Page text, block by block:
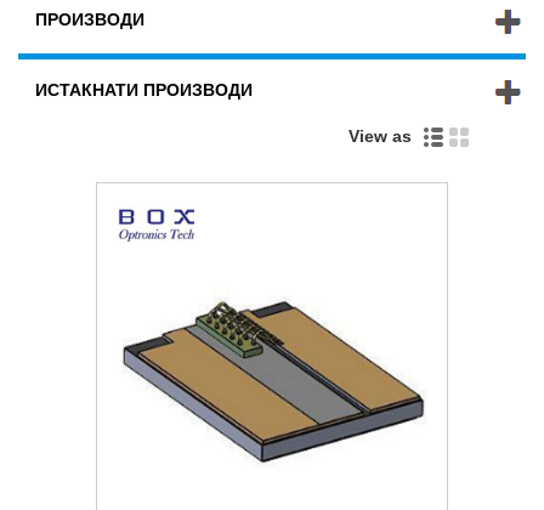
ПРОИЗВОДИ
ИСТАКНАТИ ПРОИЗВОДИ
View as